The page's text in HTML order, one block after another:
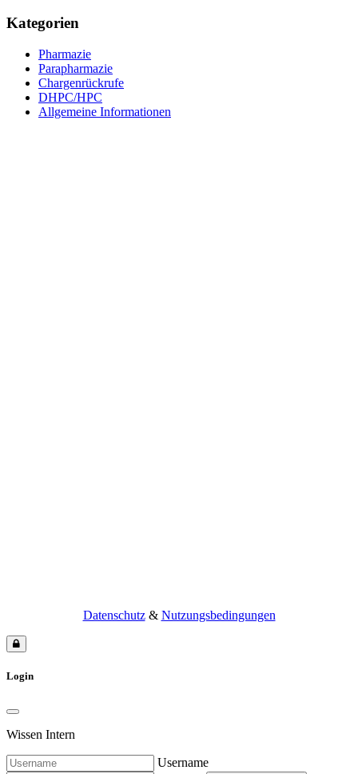
Kategorien
Pharmazie
Parapharmazie
Chargenrückrufe
DHPC/HPC
Allgemeine Informationen
Datenschutz& Nutzungsbedingungen
Login
Wissen Intern
Username